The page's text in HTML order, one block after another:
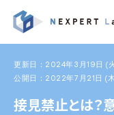
更新日：2024年3月19日 (
公開日：2022年7月21日 (
接見禁止とは？